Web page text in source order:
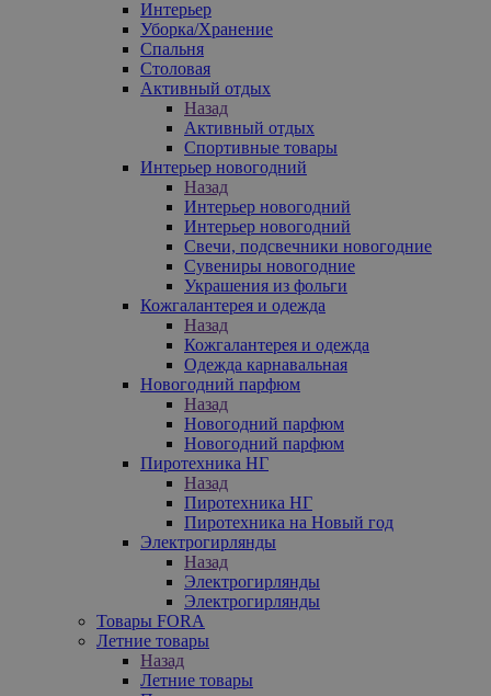
Интерьер
Уборка/Хранение
Спальня
Столовая
Активный отдых
Назад
Активный отдых
Спортивные товары
Интерьер новогодний
Назад
Интерьер новогодний
Интерьер новогодний
Свечи, подсвечники новогодние
Сувениры новогодние
Украшения из фольги
Кожгалантерея и одежда
Назад
Кожгалантерея и одежда
Одежда карнавальная
Новогодний парфюм
Назад
Новогодний парфюм
Новогодний парфюм
Пиротехника НГ
Назад
Пиротехника НГ
Пиротехника на Новый год
Электрогирлянды
Назад
Электрогирлянды
Электрогирлянды
Товары FORA
Летние товары
Назад
Летние товары